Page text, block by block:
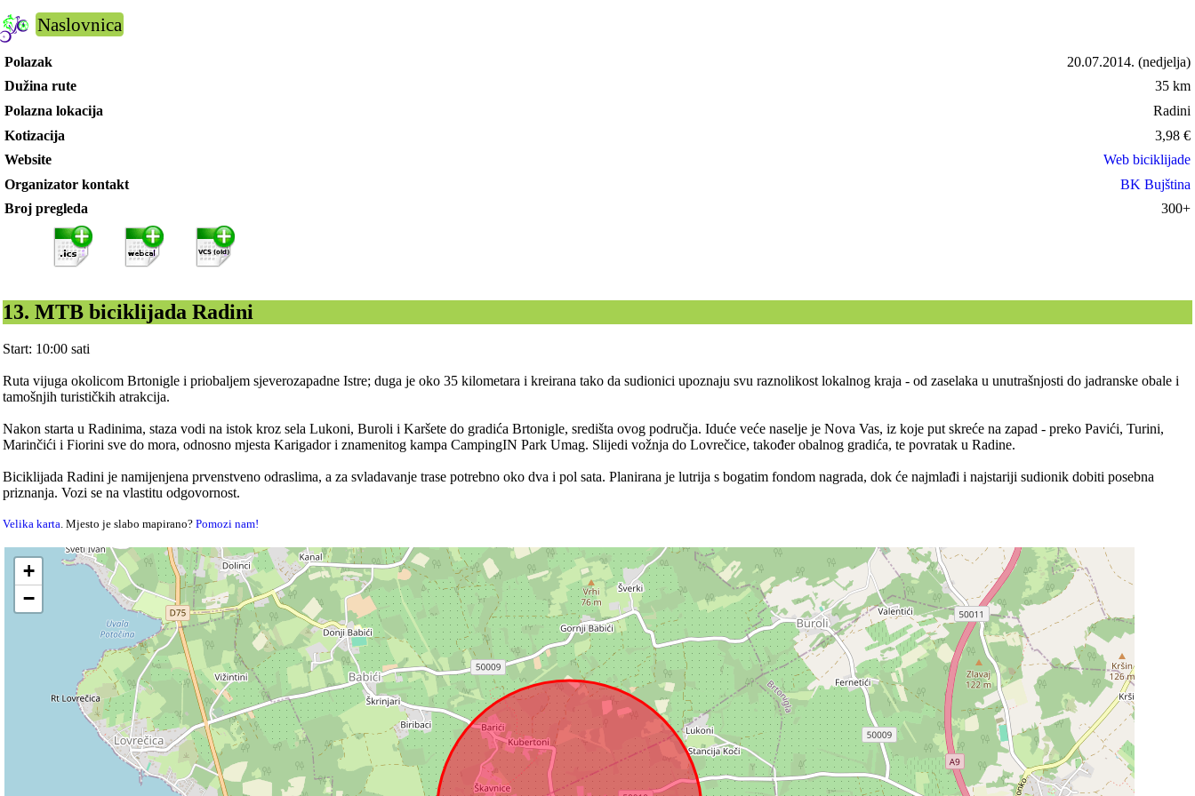
Naslovnica
Polazak 20.07.2014. (nedjelja)
Dužina rute
35 km
Polazna lokacija
Radini
Kotizacija
3,98 €
Website
Web biciklijade
Organizator kontakt
BK Bujština
Broj pregleda
300+
13. MTB biciklijada Radini
Start: 10:00 sati
Ruta vijuga okolicom Brtonigle i priobaljem sjeverozapadne Istre; duga je oko 35 kilometara i kreirana tako da sudionici upoznaju svu raznolikost lokalnog kraja - od zaselaka u unutrašnjosti do jadranske obale i
tamošnjih turističkih atrakcija.
Nakon starta u Radinima, staza vodi na istok kroz sela Lukoni, Buroli i Karšete do gradića Brtonigle, središta ovog područja. Iduće veće naselje je Nova Vas, iz koje put skreće na zapad - preko Pavići, Turini,
Marinčići i Fiorini sve do mora, odnosno mjesta Karigador i znamenitog kampa CampingIN Park Umag. Slijedi vožnja do Lovrečice, također obalnog gradića, te povratak u Radine.
Biciklijada Radini je namijenjena prvenstveno odraslima, a za svladavanje trase potrebno oko dva i pol sata. Planirana je lutrija s bogatim fondom nagrada, dok će najmlađi i najstariji sudionik dobiti posebna
priznanja. Vozi se na vlastitu odgovornost.
Velika karta. Mjesto je slabo mapirano?Pomozi nam!
+
−